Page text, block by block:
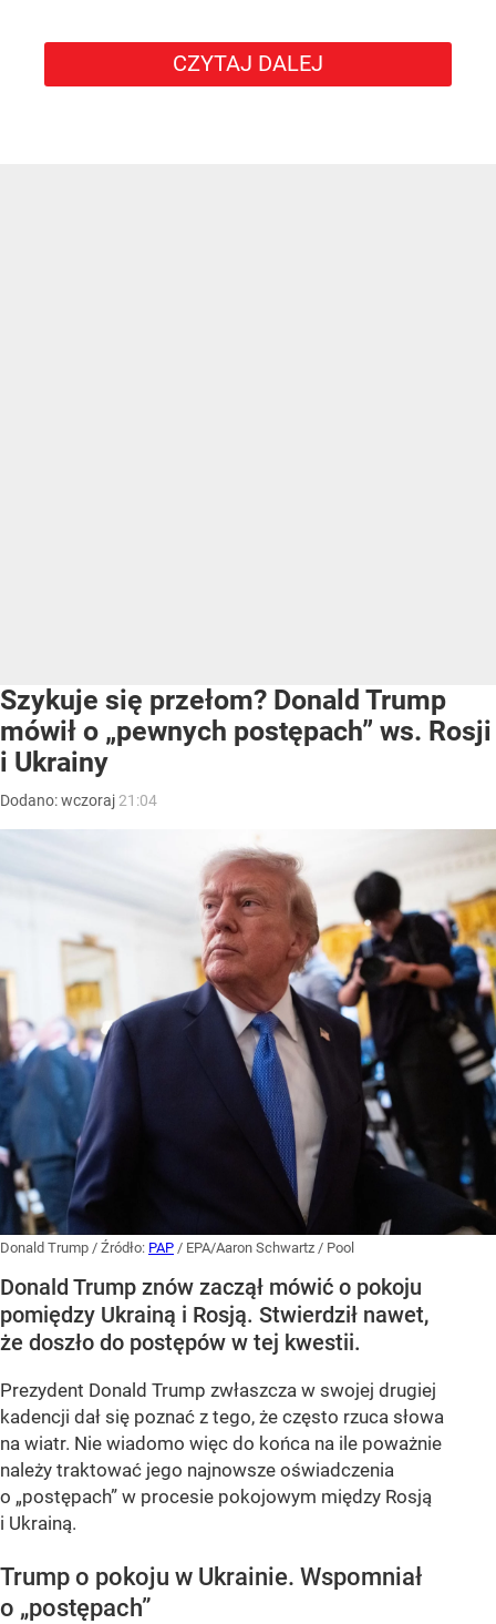
CZYTAJ DALEJ
Szykuje się przełom? Donald Trump
mówił o „pewnych postępach” ws. Rosji
i Ukrainy
Dodano:wczoraj 21:04
Donald Trump / Źródło: PAP / EPA/Aaron Schwartz / Pool
Donald Trump znów zaczął mówić o pokoju
pomiędzy Ukrainą i Rosją. Stwierdził nawet,
że doszło do postępów w tej kwestii.
Prezydent Donald Trump zwłaszcza w swojej drugiej
kadencji dał się poznać z tego, że często rzuca słowa
na wiatr. Nie wiadomo więc do końca na ile poważnie
należy traktować jego najnowsze oświadczenia
o „postępach” w procesie pokojowym między Rosją
i Ukrainą.
Trump o pokoju w Ukrainie. Wspomniał
o „postępach”